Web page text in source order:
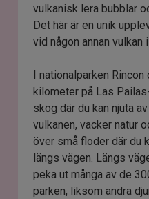
vulkanisk lera bubblar
Det här är en unik
vid någon annan vulkan
I nationalparken
kilometer på Las
skog där du kan njuta
vulkanen, vacker natur
över små floder där du
längs vägen. Längs
peka ut många av de
parken, liksom andra